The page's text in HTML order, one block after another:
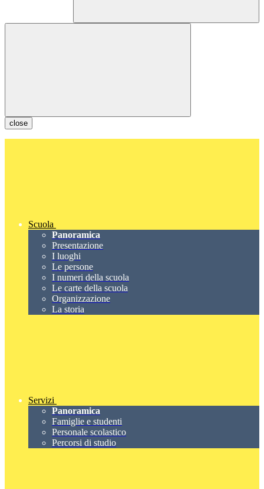
close
Scuola
Panoramica
Presentazione
I luoghi
Le persone
I numeri della scuola
Le carte della scuola
Organizzazione
La storia
Servizi
Panoramica
Famiglie e studenti
Personale scolastico
Percorsi di studio